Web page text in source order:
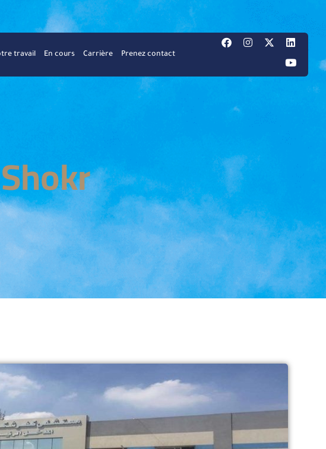
travail En cours Carrière Prenez contact